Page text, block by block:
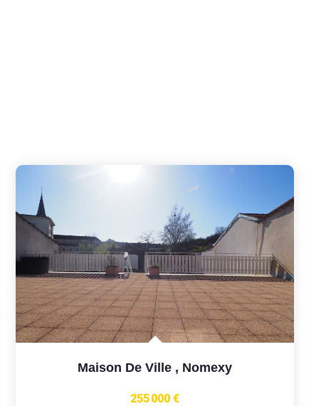
Maison De Ville , Nomexy
255 000 €